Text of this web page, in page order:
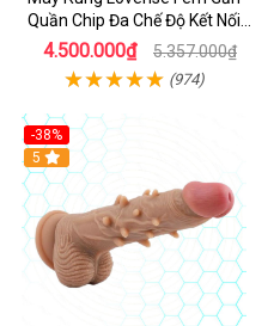
Quần Chip Đa Chế Độ Kết Nối
App
4.500.000₫ 5.357.000₫
(974)
-38%
5